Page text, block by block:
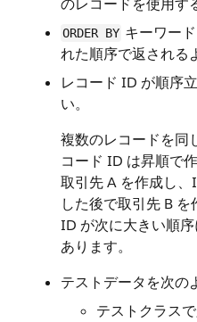
のレコードを使用す
ORDER BY キーワー
れた順序で返される
レコード ID が順序
い。
複数のレコードを同
コード ID は昇順で
取引先 A を作成し、
した後で取引先 B
ID が次に大きい順
あります。
テストデータを次の
テストクラス